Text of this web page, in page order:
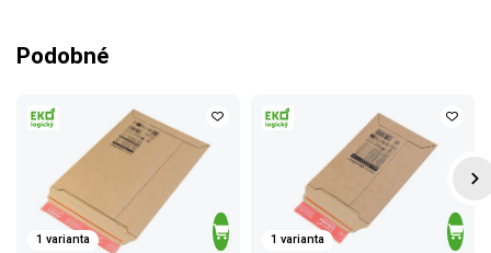
Podobné
1 varianta 1 varianta